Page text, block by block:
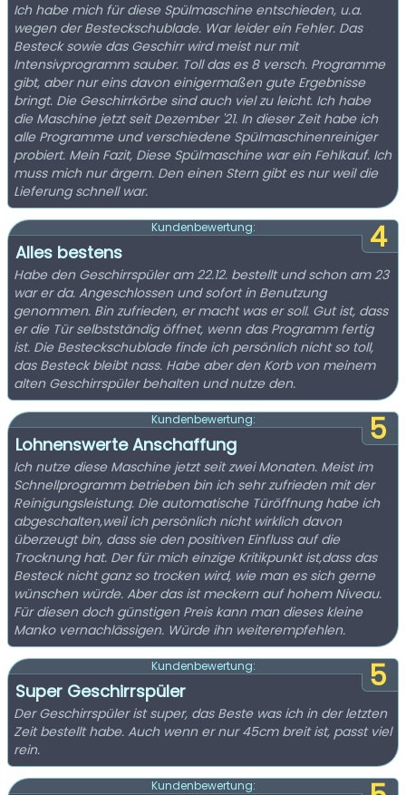
Ich habe mich für diese Spülmaschine entschieden, u.a.
wegen der Besteckschublade. War leider ein Fehler. Das
Besteck sowie das Geschirr wird meist nur mit
Intensivprogramm sauber. Toll das es 8 versch. Programme
gibt, aber nur eins davon einigermaßen gute Ergebnisse
bringt. Die Geschirrkörbe sind auch viel zu leicht. Ich habe
die Maschine jetzt seit Dezember '21. In dieser Zeit habe ich
alle Programme und verschiedene Spülmaschinenreiniger
probiert. Mein Fazit, Diese Spülmaschine war ein Fehlkauf. Ich
muss mich nur ärgern. Den einen Stern gibt es nur weil die
Lieferung schnell war.
4
Kundenbewertung:
Alles bestens
Habe den Geschirrspüler am 22.12. bestellt und schon am 23
war er da. Angeschlossen und sofort in Benutzung
genommen. Bin zufrieden, er macht was er soll. Gut ist, dass
er die Tür selbstständig öffnet, wenn das Programm fertig
ist. Die Besteckschublade finde ich persönlich nicht so toll,
das Besteck bleibt nass. Habe aber den Korb von meinem
alten Geschirrspüler behalten und nutze den.
5
Kundenbewertung:
Lohnenswerte Anschaffung
Ich nutze diese Maschine jetzt seit zwei Monaten. Meist im
Schnellprogramm betrieben bin ich sehr zufrieden mit der
Reinigungsleistung. Die automatische Türöffnung habe ich
abgeschalten,weil ich persönlich nicht wirklich davon
überzeugt bin, dass sie den positiven Einfluss auf die
Trocknung hat. Der für mich einzige Kritikpunkt ist,dass das
Besteck nicht ganz so trocken wird, wie man es sich gerne
wünschen würde. Aber das ist meckern auf hohem Niveau.
Für diesen doch günstigen Preis kann man dieses kleine
Manko vernachlässigen. Würde ihn weiterempfehlen.
5
Kundenbewertung:
Super Geschirrspüler
Der Geschirrspüler ist super, das Beste was ich in der letzten
Zeit bestellt habe. Auch wenn er nur 45cm breit ist, passt viel
rein.
Kundenbewertung: